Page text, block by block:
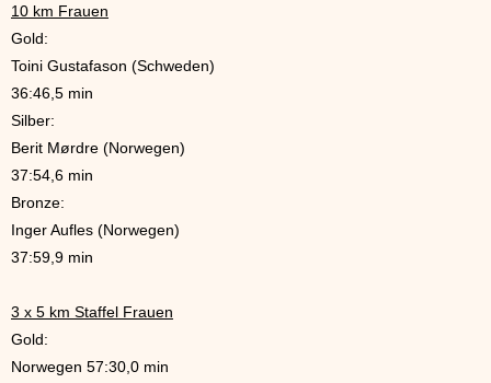
10 km Frauen
Gold:
Toini Gustafason (Schweden)
36:46,5 min
Silber:
Berit Mørdre (Norwegen)
37:54,6 min
Bronze:
Inger Aufles (Norwegen)
37:59,9 min
3 x 5 km Staffel Frauen
Gold:
Norwegen 57:30,0 min